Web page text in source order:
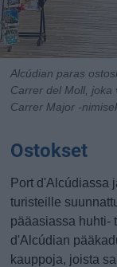
Alcúdian paras
Carrer del Moll, joka
Carrer Major -
Ostokset
Port d'Alcúdiassa
turisteille
pääasiassa huhti-
d'Alcúdian
kauppoja, joista